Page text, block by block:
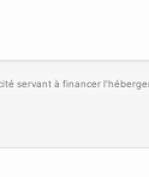
servant à financer